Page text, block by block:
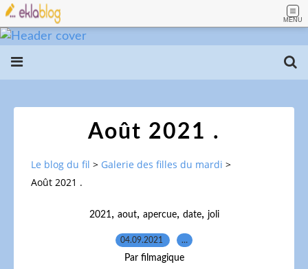
MENU
Août 2021 .
Le blog du fil > Galerie des filles du mardi >
Août 2021 .
2021 , aout, apercue, date, joli
04.09.2021 …
Par filmagique